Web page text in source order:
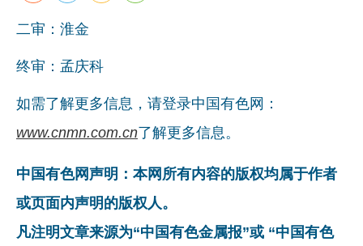
二审：淮金
终审：孟庆科
如需了解更多信息，请登录中国有色网：
www.cnmn.com.cn了解更多信息。
中国有色网声明：本网所有内容的版权均属于作者
或页面内声明的版权人。
凡注明文章来源为“中国有色金属报”或 “中国有色